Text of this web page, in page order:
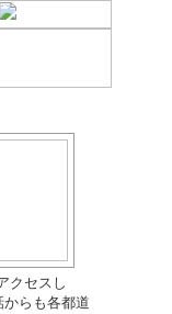
クセスし
らも各都道